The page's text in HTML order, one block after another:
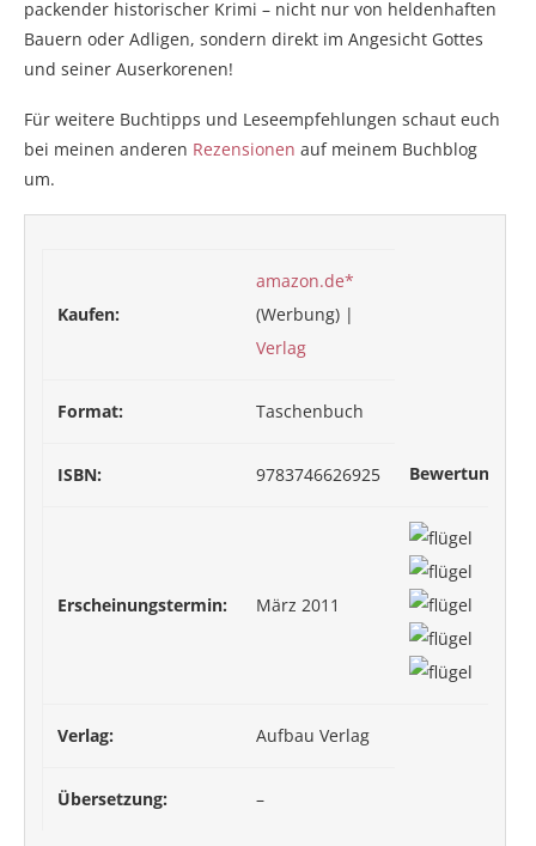
packender historischer Krimi – nicht nur von heldenhaften
Bauern oder Adligen, sondern direkt im Angesicht Gottes
und seiner Auserkorenen!
Für weitere Buchtipps und Leseempfehlungen schaut euch
bei meinen anderen Rezensionen auf meinem Buchblog
um.
Kaufen:
amazon.de*
(Werbung) |
Verlag
Format: Taschenbuch
ISBN: 9783746626925 Bewertung:
Erscheinungstermin: März 2011
Verlag: Aufbau Verlag
Übersetzung: –